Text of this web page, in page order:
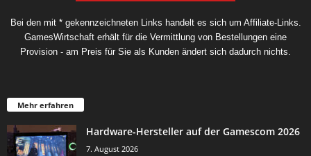
Bei den mit * gekennzeichneten Links handelt es sich um Affiliate-Links.
GamesWirtschaft erhält für die Vermittlung von Bestellungen eine
Provision - am Preis für Sie als Kunden ändert sich dadurch nichts.
Mehr erfahren
Hardware-Hersteller auf der Gamescom 2026
7. August 2026